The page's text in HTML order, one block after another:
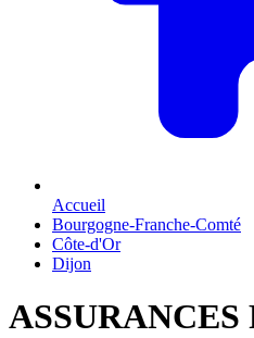
Accueil
Bourgogne-Franche-Comté
Côte-d'Or
Dijon